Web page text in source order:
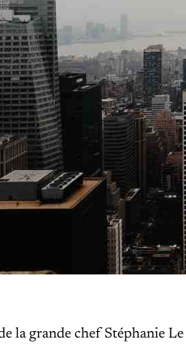
la grande chef Stéphanie